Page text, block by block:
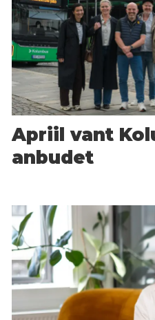
Apriil vant
anbudet